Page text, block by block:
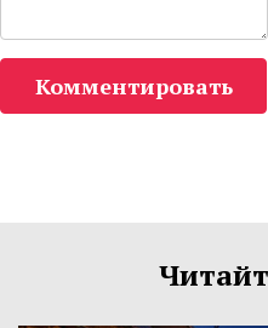
Комментировать